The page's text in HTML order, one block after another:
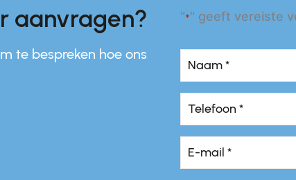
aanvragen?
te bespreken hoe ons
"*" geeft vereiste
Naam
Naam
Telefoon
**
E-
mail